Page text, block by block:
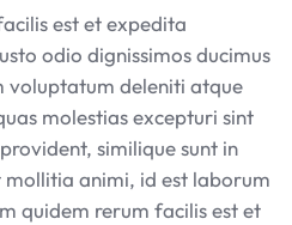
est et expedita
odio dignissimos ducimus
voluptatum deleniti atque
molestias excepturi sint
similique sunt in
animi, id est laborum
quidem rerum facilis est et